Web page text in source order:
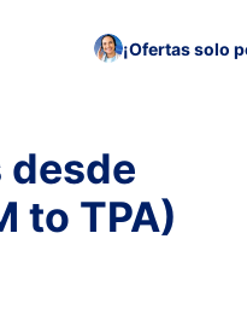
¡Ofertas solo
desde
to TPA)